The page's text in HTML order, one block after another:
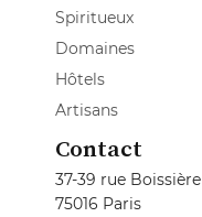
Spiritueux
Domaines
Hôtels
Artisans
Contact
37-39 rue Boissière
75016 Paris